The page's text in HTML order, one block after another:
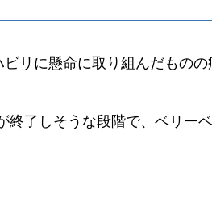
リに懸命に取り組んだもの
終了しそうな段階で、ベリー